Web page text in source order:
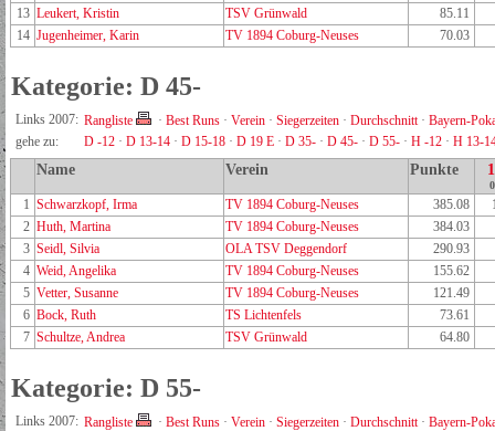
13 Leukert, Kristin TSV Grünwald
85.11
14 Jugenheimer, Karin TV 1894 Coburg-Neuses 70.03
Kategorie: D 45-
Links 2007: Rangliste · Best Runs · Verein · Siegerzeiten · Durchschnitt· Bayern-
gehe zu:
D -12 · D 13-14 · D 15-18 · D 19 E · D 35- · D 45- · D 55- · H -12 · H 13-
Name Verein Punkte
1 Schwarzkopf, Irma TV 1894 Coburg-Neuses 385.08
2 Huth, Martina TV 1894 Coburg-Neuses
384.03
3 Seidl, Silvia OLA TSV Deggendorf
290.93
4 Weid, Angelika TV 1894 Coburg-Neuses
155.62
5 Vetter, Susanne TV 1894 Coburg-Neuses
121.49
6 Bock, Ruth TS Lichtenfels
73.61
7 Schultze, Andrea TSV Grünwald 64.80
Kategorie: D 55-
Links 2007: Rangliste · Best Runs · Verein · Siegerzeiten · Durchschnitt· Bayern-